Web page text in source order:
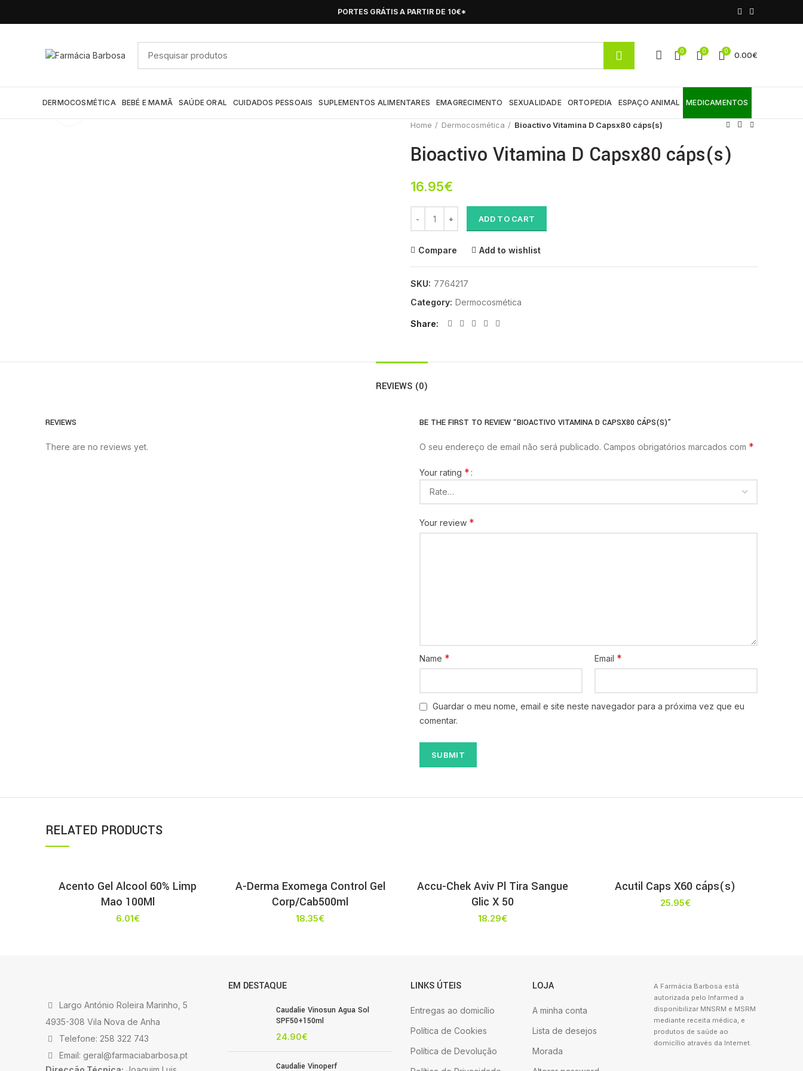
PORTES GRÁTIS A PARTIR DE 10€*
0 0 0 0.00€
DERMOCOSMÉTICA BEBÉ E MAMÃ SAÚDE ORAL CUIDADOS PESSOAIS SUPLEMENTOS ALIMENTARES EMAGRECIMENTO SEXUALIDADE ORTOPEDIA ESPAÇO ANIMAL MEDICAMENTOS
Home
Dermocosmética Bioactivo Vitamina D Capsx80 cáps(s)
Bioactivo Vitamina D Capsx80 cáps(s)
16.95€
ADD TO CART
Compare Add to wishlist
SKU: 7764217
Category: Dermocosmética
Share
REVIEWS (0)
REVIEWS
There are no reviews yet.
BE THE FIRST TO REVIEW “BIOACTIVO VITAMINA D CAPSX80 CÁPS(S)”
O seu endereço de email não será publicado. Campos obrigatórios marcados com *
Your rating *
Your review *
Name * Email *
Guardar o meu nome, email e site neste navegador para a próxima vez que eu
comentar.
RELATED PRODUCTS
Acento Gel Alcool 60% Limp
Mao 100Ml
6.01€
A-Derma Exomega Control Gel
Corp/Cab500ml
18.35€
Accu-Chek Aviv Pl Tira Sangue
Glic X 50
18.29€
Acutil Caps X60 cáps(s)
25.95€
Largo António Roleira Marinho, 5
4935-308 Vila Nova de Anha
Telefone: 258 322 743
Email: geral@farmaciabarbosa.pt
EM DESTAQUE
Caudalie Vinosun Agua Sol
SPF50+150ml
24.90€
Caudalie Vinoperf
LINKS ÚTEIS
Entregas ao domicílio
Política de Cookies
Política de Devolução
LOJA
A minha conta
Lista de desejos
Morada
A Farmácia Barbosa está
autorizada pelo Infarmed a
disponibilizar MNSRM e MSRM
mediante receita médica, e
produtos de saúde ao
domicílio através da Internet.